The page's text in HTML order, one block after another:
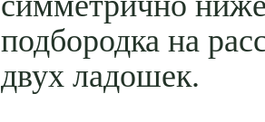
подбородка на
двух ладошек.